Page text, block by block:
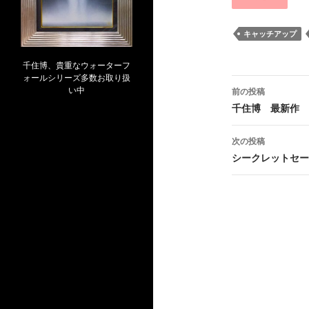
キャッチアップ
投
稿
ナ
ビ
ゲ
前の投稿
千住博 最新作
次の投稿
シークレットセ
千住博、貴重なウォーターフ
ォールシリーズ多数お取り扱
い中